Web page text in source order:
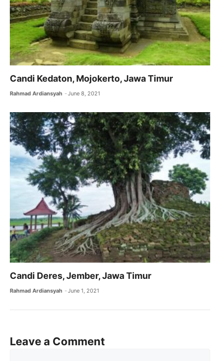
Candi Kedaton, Mojokerto, Jawa Timur
Rahmad Ardiansyah June 8, 2021
Candi Deres, Jember, Jawa Timur
Rahmad Ardiansyah June 1, 2021
Leave a Comment